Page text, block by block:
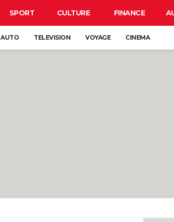
SPORT CULTURE FINANCE
AUTO TELEVISION VOYAGE CINEMA